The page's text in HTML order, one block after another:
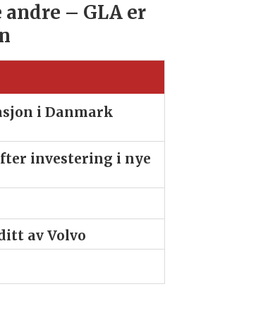
andre – GLA er
i Danmark
investering i nye
av Volvo